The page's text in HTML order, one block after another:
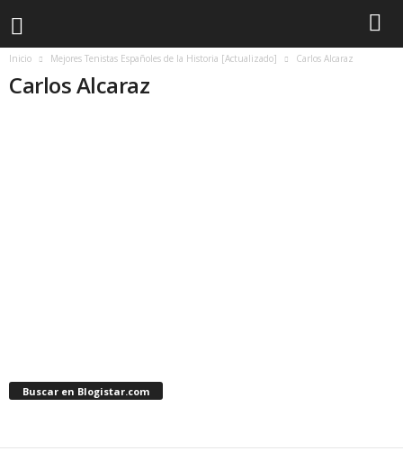
Inicio Mejores Tenistas Españoles de la Historia [Actualizado] Carlos Alcaraz
Carlos Alcaraz
Buscar en Blogistar.com